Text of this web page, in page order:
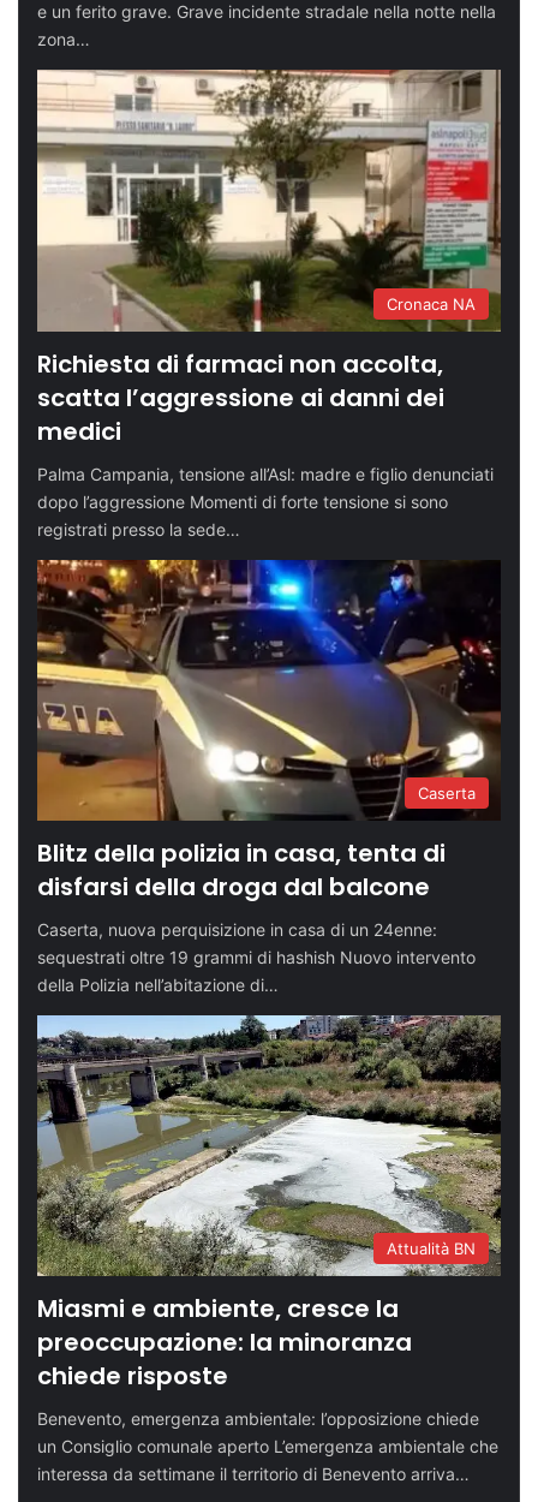
e un ferito grave. Grave incidente stradale nella notte nella
zona…
Cronaca NA
Richiesta di farmaci non accolta,
scatta l’aggressione ai danni dei
medici
Palma Campania, tensione all’Asl: madre e figlio denunciati
dopo l’aggressione Momenti di forte tensione si sono
registrati presso la sede…
Caserta
Blitz della polizia in casa, tenta di
disfarsi della droga dal balcone
Caserta, nuova perquisizione in casa di un 24enne:
sequestrati oltre 19 grammi di hashish Nuovo intervento
della Polizia nell’abitazione di…
Attualità BN
Miasmi e ambiente, cresce la
preoccupazione: la minoranza
chiede risposte
Benevento, emergenza ambientale: l’opposizione chiede
un Consiglio comunale aperto L’emergenza ambientale che
interessa da settimane il territorio di Benevento arriva…